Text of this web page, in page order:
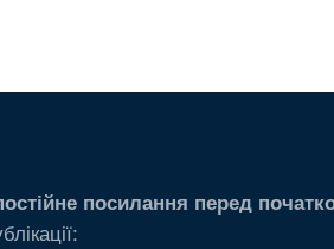
посилання перед